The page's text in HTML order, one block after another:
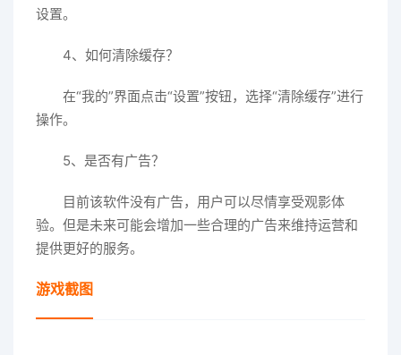
设置。
4、如何清除缓存？
在“我的”界面点击“设置”按钮，选择“清除缓存”进行
操作。
5、是否有广告？
目前该软件没有广告，用户可以尽情享受观影体
验。但是未来可能会增加一些合理的广告来维持运营和
提供更好的服务。
游戏截图